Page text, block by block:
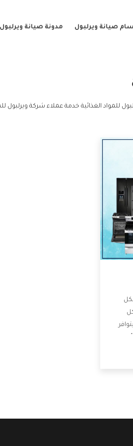
صيانة ويرلبول مدونة صيانة ويرلبول
للمواد الغذائية خدمة عملاء شركة ويرلبول